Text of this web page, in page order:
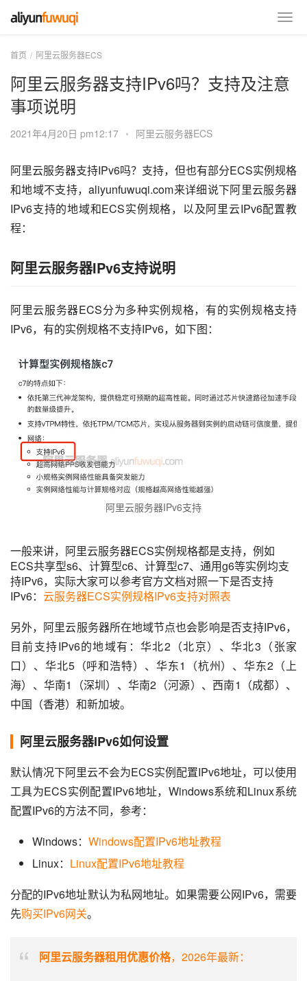
首页 阿里云服务器ECS
阿里云服务器支持IPv6吗？支持及注意
事项说明
2021年4月20日 pm12:17 • 阿里云服务器ECS
阿里云服务器支持IPv6吗？支持，但也有部分ECS实例规格
和地域不支持，aliyunfuwuqi.com来详细说下阿里云服务器
IPv6支持的地域和ECS实例规格，以及阿里云IPv6配置教
程：
阿里云服务器IPv6支持说明
阿里云服务器ECS分为多种实例规格，有的实例规格支持
IPv6，有的实例规格不支持IPv6，如下图：
阿里云服务器IPv6支持
一般来讲，阿里云服务器ECS实例规格都是支持，例如
ECS共享型s6、计算型c6、计算型c7、通用g6等实例均支
持IPv6，实际大家可以参考官方文档对照一下是否支持
IPv6： 云服务器ECS实例规格IPv6支持对照表
另外，阿里云服务器所在地域节点也会影响是否支持IPv6，
目前支持IPv6的地域有：华北2（北京）、华北3（张家
口）、华北5（呼和浩特）、华东1（杭州）、华东2（上
海）、华南1（深圳）、华南2（河源）、西南1（成都）、
中国（香港）和新加坡。
阿里云服务器IPv6如何设置
默认情况下阿里云不会为ECS实例配置IPv6地址，可以使用
工具为ECS实例配置IPv6地址，Windows系统和Linux系统
配置IPv6的方法不同，参考：
Windows： Windows配置IPv6地址教程
Linux： Linux配置IPv6地址教程
分配的IPv6地址默认为私网地址。如果需要公网IPv6，需要
先购买IPv6网关。
阿里云服务器租用优惠价格，2026年最新：